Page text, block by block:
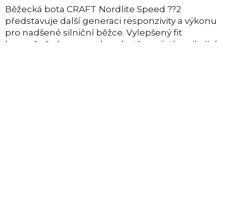
Běžecká bota CRAFT Nordlite Speed ??2
představuje další generaci responzivity a výkonu
pro nadšené silniční běžce. Vylepšený fit
bezpečně obepne nohu v botě a zajistí vynikající...